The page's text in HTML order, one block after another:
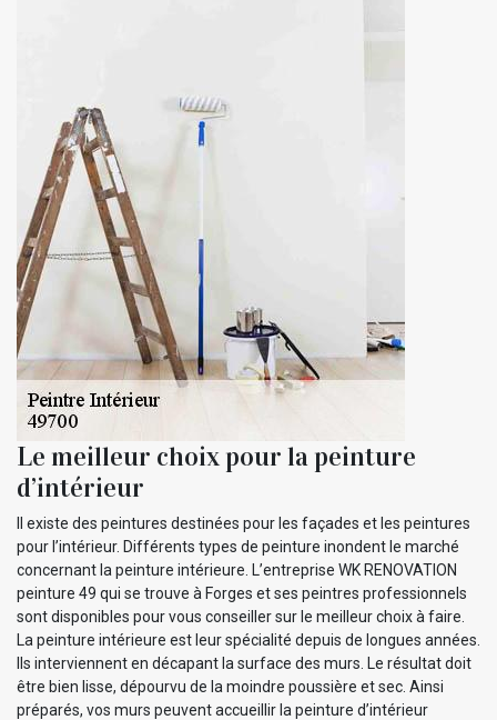
Le meilleur choix pour la peinture
d’intérieur
Il existe des peintures destinées pour les façades et les peintures
pour l’intérieur. Différents types de peinture inondent le marché
concernant la peinture intérieure. L’entreprise WK RENOVATION
peinture 49 qui se trouve à Forges et ses peintres professionnels
sont disponibles pour vous conseiller sur le meilleur choix à faire.
La peinture intérieure est leur spécialité depuis de longues années.
Ils interviennent en décapant la surface des murs. Le résultat doit
être bien lisse, dépourvu de la moindre poussière et sec. Ainsi
préparés, vos murs peuvent accueillir la peinture d’intérieur